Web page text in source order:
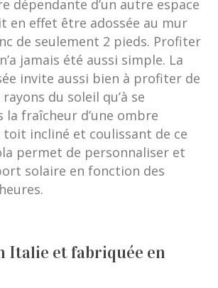
dépendante d’un autre espace
en effet être adossée au mur
de seulement 2 pieds. Profiter
jamais été aussi simple. La
invite aussi bien à profiter de
du soleil qu’à se
la fraîcheur d’une ombre
toit incliné et coulissant de ce
permet de personnaliser et
solaire en fonction des
Italie et fabriquée en